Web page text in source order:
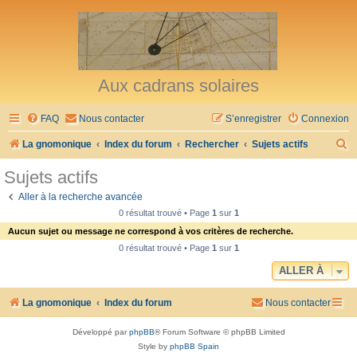
Aux cadrans solaires
FAQ Nous contacter Connexion
S’enregistrer
La gnomonique Index du forum Rechercher Sujets actifs
h
Sujets actifs
Aller à la recherche avancée
0 résultat trouvé • Page 1sur 1
Aucun sujet ou message ne correspond à vos critères de recherche.
0 résultat trouvé • Page 1sur 1
ALLER À
La gnomonique Index du forum Nous contacter
Développé parphpBB® Forum Software © phpBB Limited
Style by phpBB Spain